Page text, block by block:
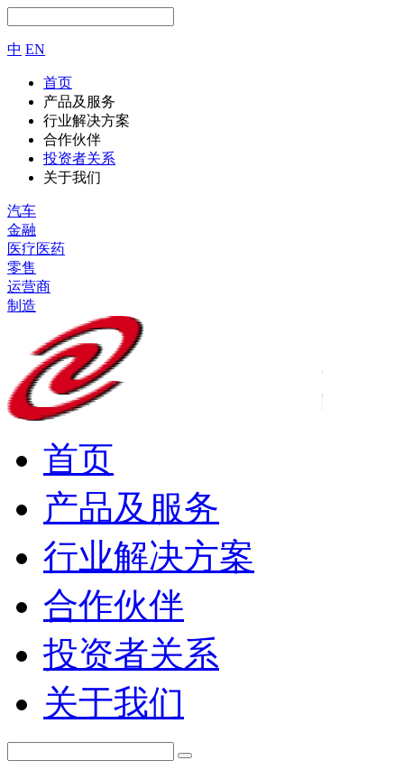
中 EN
首页
产品及服务
行业解决方案
合作伙伴
投资者关系
关于我们
汽车
金融
医疗医药
零售
运营商
制造
首页
产品及服务
行业解决方案
合作伙伴
投资者关系
关于我们